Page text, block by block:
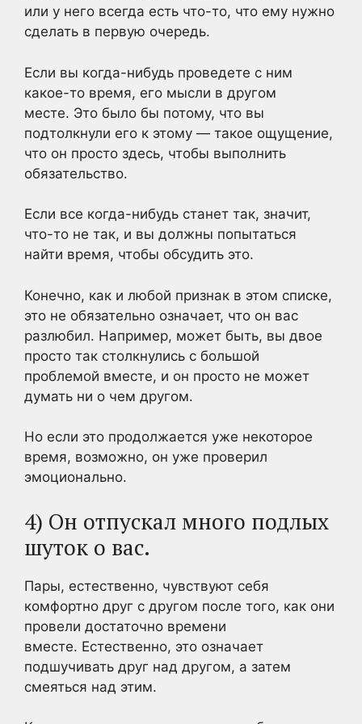
или у него всегда есть что-то, что ему нужно
сделать в первую очередь.
Если вы когда-нибудь проведете с ним
какое-то время, его мысли в другом
месте. Это было бы потому, что вы
подтолкнули его к этому — такое ощущение,
что он просто здесь, чтобы выполнить
обязательство.
Если все когда-нибудь станет так, значит,
что-то не так, и вы должны попытаться
найти время, чтобы обсудить это.
Конечно, как и любой признак в этом списке,
это не обязательно означает, что он вас
разлюбил. Например, может быть, вы двое
просто так столкнулись с большой
проблемой вместе, и он просто не может
думать ни о чем другом.
Но если это продолжается уже некоторое
время, возможно, он уже проверил
эмоционально.
4) Он отпускал много подлых
шуток о вас.
Пары, естественно, чувствуют себя
комфортно друг с другом после того, как они
провели достаточно времени
вместе. Естественно, это означает
подшучивать друг над другом, а затем
смеяться над этим.